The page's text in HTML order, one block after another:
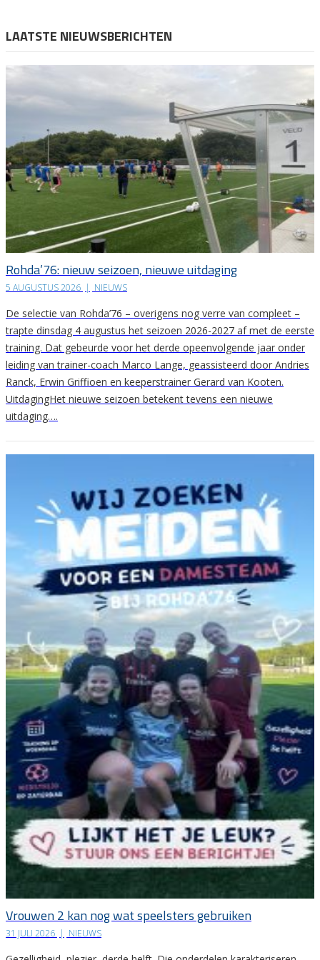
LAATSTE NIEUWSBERICHTEN
Rohda’76: nieuw seizoen, nieuwe uitdaging
5 AUGUSTUS 2026 | NIEUWS
De selectie van Rohda’76 – overigens nog verre van compleet –
trapte dinsdag 4 augustus het seizoen 2026-2027 af met de eerste
training. Dat gebeurde voor het derde opeenvolgende jaar onder
leiding van trainer-coach Marco Lange, geassisteerd door Andries
Ranck, Erwin Griffioen en keeperstrainer Gerard van Kooten.
UitdagingHet nieuwe seizoen betekent tevens een nieuwe
uitdaging….
Vrouwen 2 kan nog wat speelsters gebruiken
31 JULI 2026 | NIEUWS